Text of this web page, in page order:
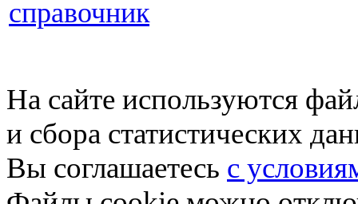
справочник
На сайте используются
и сбора статистических
Вы соглашаетесь с